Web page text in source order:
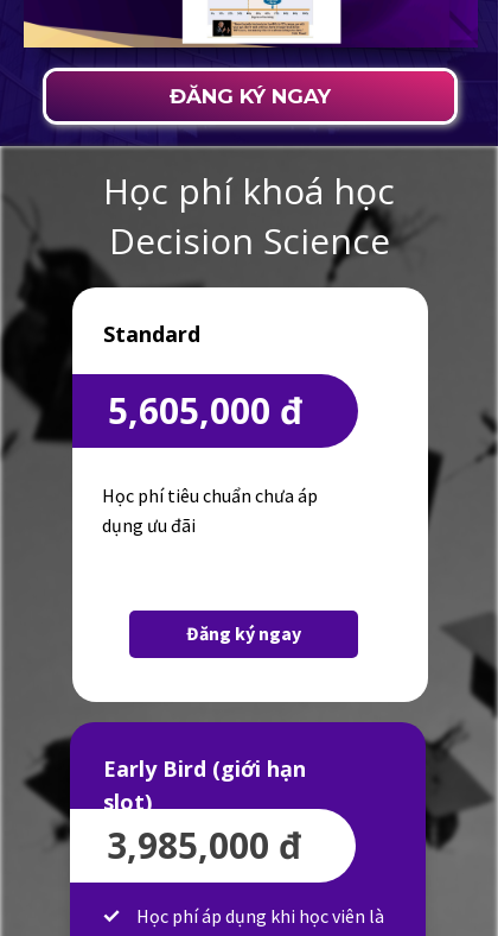
ĐĂNG KÝ NGAY
Học phí khoá học
Decision Science
5,605,000 đ
Standard
Học phí tiêu chuẩn chưa áp
dụng ưu đãi
Đăng ký ngay
3,985,000 đ
Early Bird (giới hạn
slot)
Học phí áp dụng khi học viên là